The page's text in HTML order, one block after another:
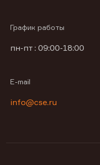
График работы
пн-пт : 09:00-18:00
E-mail
info@cse.ru